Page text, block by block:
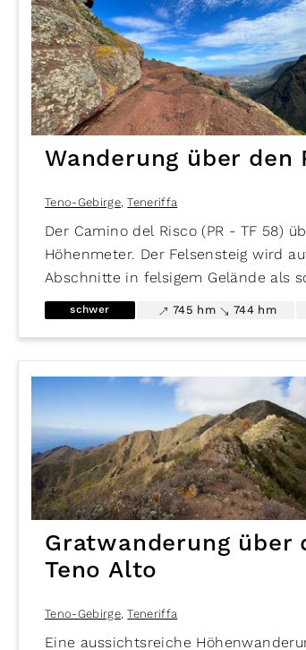
Routentyp
Hin- und Zurück
Rundwanderung
Ø Auslastung
stark
moderat
gering
Filter zurücksetzen
16 Routen anzeigen
meist weglos entlang der
Wanderung über den
Teno-Gebirge, Teneriffa
Der Camino del Risco (PR - TF 58)
Höhenmeter. Der Felsensteig wird
Abschnitte in felsigem Gelände als
über die Klippen und Schluchten
schwer 745 hm 744 hm
Gratwanderung über
Teno Alto
Teno-Gebirge, Teneriffa
Eine aussichtsreiche